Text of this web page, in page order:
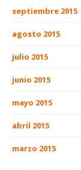
septiembre 2015
agosto 2015
julio 2015
junio 2015
mayo 2015
abril 2015
marzo 2015